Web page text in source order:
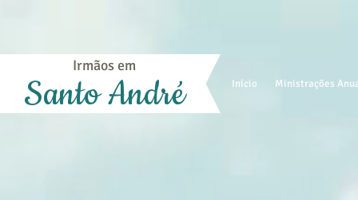
Início Ministrações
Irmãos em
Santo André